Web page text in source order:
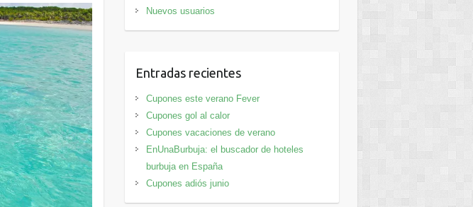
Nuevos usuarios
Entradas recientes
Cupones este verano Fever
Cupones gol al calor
Cupones vacaciones de verano
EnUnaBurbuja: el buscador de hoteles
burbuja en España
Cupones adiós junio